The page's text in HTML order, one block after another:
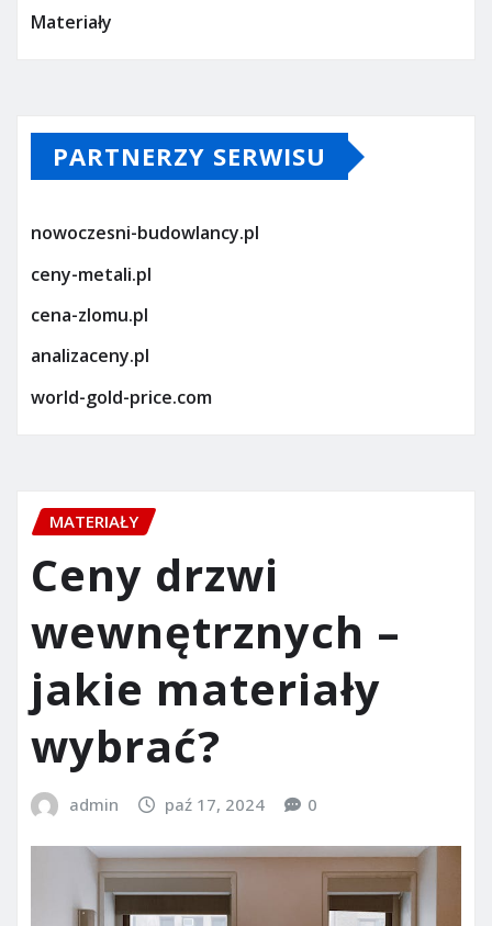
Materiały
PARTNERZY SERWISU
nowoczesni-budowlancy.pl
ceny-metali.pl
cena-zlomu.pl
analizaceny.pl
world-gold-price.com
MATERIAŁY
Ceny drzwi
wewnętrznych –
jakie materiały
wybrać?
admin paź 17, 2024 0